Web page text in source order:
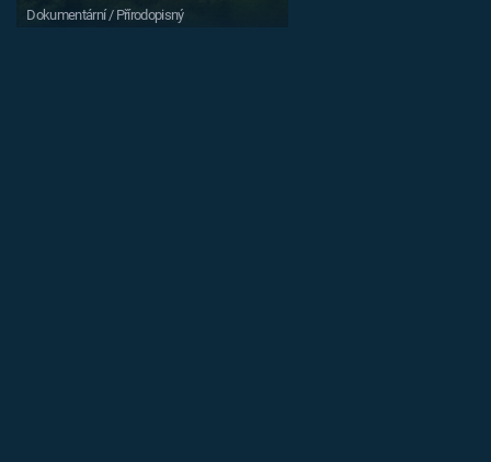
Dokumentární / Přírodopisný